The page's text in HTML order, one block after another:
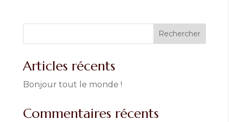
Rechercher
Articles récents
Bonjour tout le monde !
Commentaires récents